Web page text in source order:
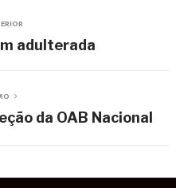
adulterada
da OAB Nacional